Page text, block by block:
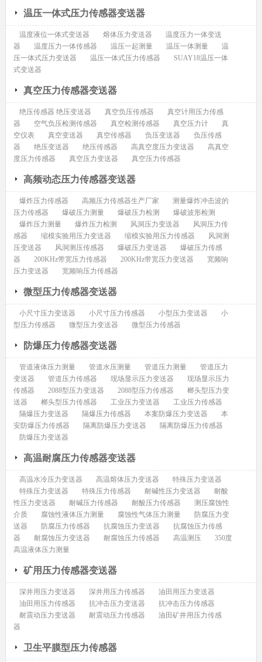
温压一体式压力传感器变送器
温度液位一体式变送器 熔体压力变送器
温度压力一体变送
器
温度压力一体传感器 温压一起测量 温压一体测量
温
压一体式压力变送器
温压一体式压力传感器
SUAY18温压一体
式变送器
真空压力传感器变送器
绝压传感器 绝压变送器 真空负压传感器
真空计用压力传感
器
空气负压检测传感器 真空检测传感器 真空压力计
真
空仪表
真空变送器 真空传感器 负压变送器
负压传感
器
绝压变送器 绝压传感器 高真空度压力变送器
高真空
度压力传感器
真空压力变送器 真空压力传感器
高频动态压力传感器变送器
爆炸压力传感器 高频压力传感器生产厂家
测量爆炸冲击波的
压力传感器
爆破压力测量 爆破压力检测
爆破波形检测
爆炸压力测量
爆炸压力检测 风洞压力变送器
风洞压力传
感器
缩模实验用压力变送器 缩模实验用压力传感器
风洞测
压变送器
风洞测压传感器 爆破压力变送器
爆破压力传感
器
200KHz带宽压力传感器 200KHz带宽压力变送器
宽频响
压力变送器
宽频响压力传感器
微型压力传感器变送器
小尺寸压力变送器 小尺寸压力传感器 小型压力变送器
小
型压力传感器
微型压力变送器 微型压力传感器
防爆压力传感器变送器
管道液体压力测量 管道水压测量 管道压力测量
管道压力
变送器
管道压力传感器 现场显示压力变送器
现场显示压力
传感器
2088型压力变送器 2088型压力传感器
榔头型压力变
送器
榔头型压力传感器 工业压力变送器
工业压力传感器
隔爆压力变送器
隔爆压力传感器 本案防爆压力变送器
本
安防爆压力传感器
隔离防爆压力变送器
隔离防爆压力传感器
防爆压力变送器
高温耐腐压力传感器变送器
高温水冷压力变送器 高温熔体压力变送器
特殊压力变送器
特殊压力变送器
特殊压力传感器 耐碱性压力变送器
耐酸
性压力变送器
耐碱压力传感器 耐酸压力传感器
测压腐蚀性
介质
腐蚀性液体压力测量 腐蚀性气体压力测量
防腐压力变
送器
防腐压力传感器 抗腐蚀压力变送器
抗腐蚀压力传感
器
耐腐蚀压力变送器 耐腐蚀压力传感器 高温测压
350度
高温液体压力测量
矿用压力传感器变送器
深井用压力变送器 深井用压力传感器
油田用压力变送器
油田用压力传感器
抗冲击压力变送器
抗冲击压力传感器
耐震动压力变送器
耐震动压力传感器
油田矿井用压力传感
器
卫生平膜型压力传感器